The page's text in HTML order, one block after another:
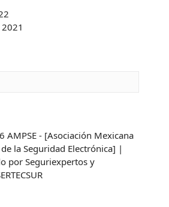
AMPSE - [Asociación Mexicana
la Seguridad Electrónica] |
por Seguriexpertos y